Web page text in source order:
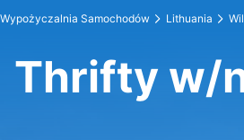
Wypożyczalnia Samochodów Lithuania
Thrifty w/